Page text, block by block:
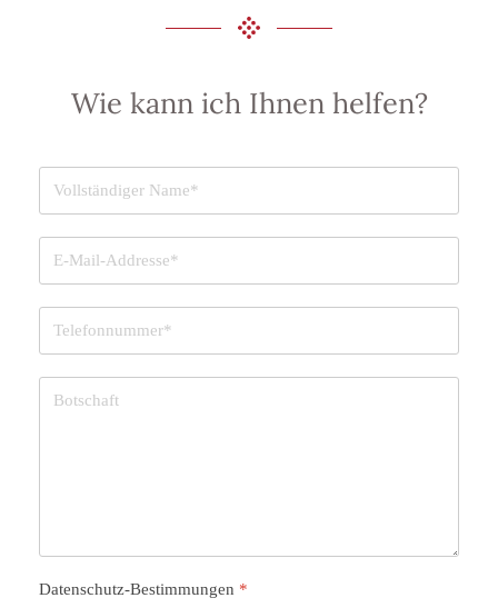
Wie kann ich Ihnen helfen?
Datenschutz-Bestimmungen *